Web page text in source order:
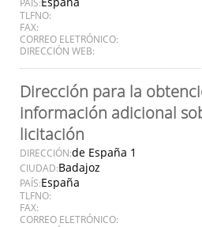
PAÍS:
TLFNO:
FAX:
CORREO ELETRÓNICO:
DIRECCIÓN WEB:
Dirección para la
información adicional
licitación
DIRECCIÓN:de España 1
CIUDAD:Badajoz
PAÍS:España
TLFNO:
FAX:
CORREO ELETRÓNICO: